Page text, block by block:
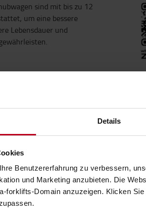
Details
Benutzererfahrung zu verbessern,
und Marketing anzubieten. Die
forklifts-Domain anzuzeigen. Klicken
sind mit bis zu 12
um eine bessere
Lebensdauer und
Kunden eine 99-jährige
die auf
für die Pumpeneinheit und
– leicht zu manövrieren
sorgen für eine